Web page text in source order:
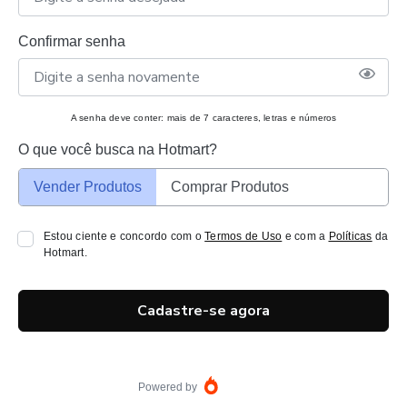
Confirmar senha
A senha deve conter: mais de 7 caracteres, letras e números
O que você busca na Hotmart?
Vender Produtos Comprar Produtos
Estou ciente e concordo com oTermos de Uso e com a Políticas da
Hotmart.
Cadastre-se agora
Powered by